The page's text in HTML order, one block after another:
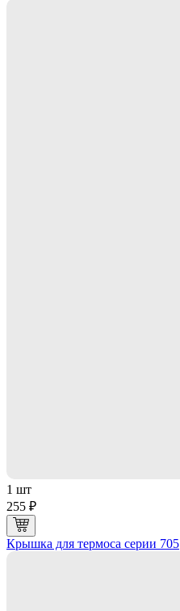
1 шт
255 ₽
Крышка для термоса серии 705